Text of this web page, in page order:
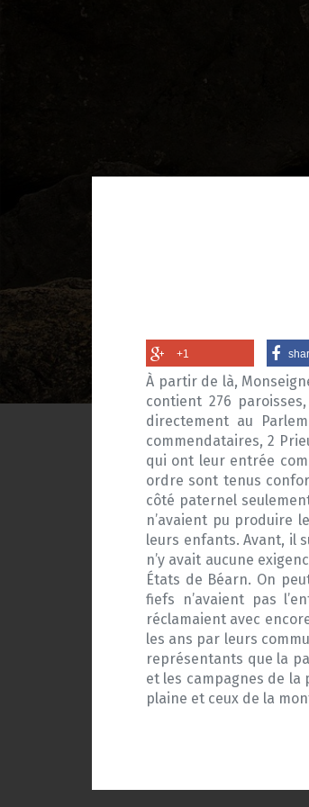
+1
À partir de là,
contient 276
directement au
commendataires, 2
qui ont leur entrée
ordre sont tenus
côté paternel
n’avaient pu produire
leurs enfants. Avant, il
n’y avait aucune
États de Béarn. On
fiefs n’avaient pas
réclamaient avec
les ans par leurs
représentants que la
et les campagnes de
plaine et ceux de la